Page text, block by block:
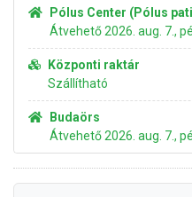
Pólus Center (Pólus
Átvehető 2026. aug. 7.,
Központi raktár
Szállítható
Budaörs
Átvehető 2026. aug. 7.,